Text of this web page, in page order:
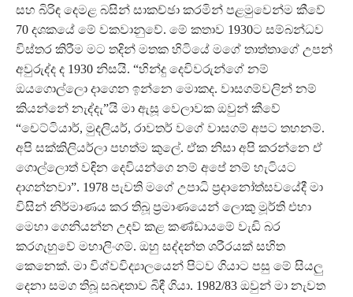
සහ බිරිඳ දෙමළ බසින් සාකච්ඡා කරමින් පළමුවෙන්ම කීවේ
70 දශකයේ මේ වකවානුවේ. මේ කතාව 1930ට සම්බන්ධව
විස්තර කිරීම මට තදින් මතක හිටියේ මගේ තාත්තාගේ උපන්
අවුරුද්ද ද 1930 නිසයි. “හින්දු දෙවිවරුන්ගේ නම්
ඔයගොල්ලො දාගෙන ඉන්නෙ මොකද. වාසගම්වලින් නම්
කියන්නේ නැද්දැ”යි මා ඇසූ වෙලාවක ඔවුන් කීවේ
“චෙට්ටියාර්, මුදලියර්, රාවතර් වගේ වාසගම් අපට තහනම්.
අපි සක්කිලියර්ලා පහත්ම කුලේ. ඒක නිසා අපි කරන්නෙ ඒ
ගොල්ලොත් වඳින දෙවියන්ගෙ නම් අපේ නම් හැටියට
දාගන්නවා”. 1978 පැවති මගේ උපාධි ප්‍රදානෝත්සවයේදී මා
විසින් නිර්මාණය කර තිබූ ප්‍රමාණයෙන් ලොකු මූර්ති එහා
මෙහා ගෙනියන්න උදව් කළ කණ්ඩායමේ වැඩි බර
කරගැහුවේ මහාලිංගම්. ඔහු සද්දන්ත ශරීරයක් සහිත
කෙනෙක්. මා විශ්වවිද්‍යාලයෙන් පිටව ගියාට පසු මේ සියලු
දෙනා සමග තිබූ සබඳතාව බිඳී ගියා. 1982/83 ඔවුන් මා නැවත